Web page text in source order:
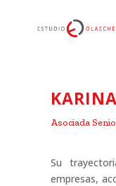
Asociada
Su
empresas,